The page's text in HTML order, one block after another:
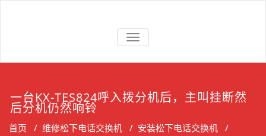
上海维修电话
上海维修松下、国威、NEC、迅
切
换
一台KX-TES824呼入拨分机后，主叫挂断然
后分机仍然响铃
首页 / 维修松下电话交换机 / 安装松下电话交换机 /